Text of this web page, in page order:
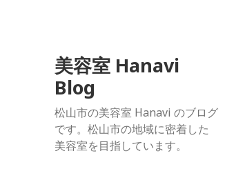
美容室 Hanavi
Blog
松山市の美容室 Hanavi のブログ
です。松山市の地域に密着した
美容室を目指しています。